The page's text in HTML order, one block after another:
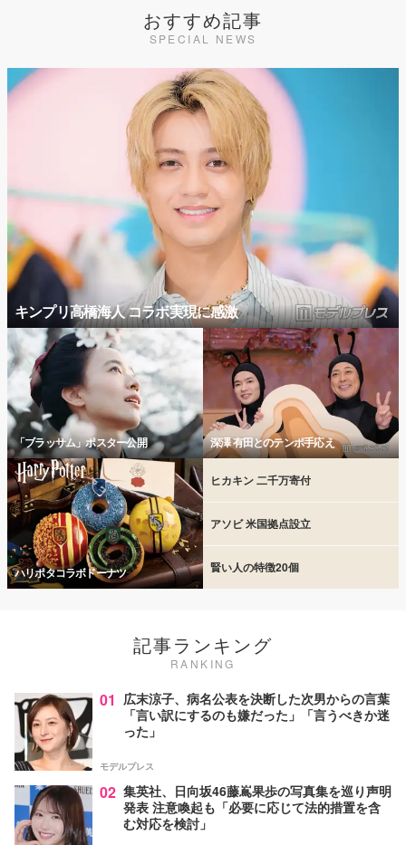
おすすめ記事
SPECIAL NEWS
キンプリ高橋海人 コラボ実現に感激
「ブラッサム」ポスター公開 深澤 有田とのテンポ手応え
ハリポタコラボドーナツ
ヒカキン 二千万寄付
アソビ 米国拠点設立
賢い人の特徴20個
記事ランキング
RANKING
01 広末涼子、病名公表を決断した次男からの言葉
「言い訳にするのも嫌だった」「言うべきか迷
った」
モデルプレス
02 集英社、日向坂46藤嶌果歩の写真集を巡り声明
発表 注意喚起も「必要に応じて法的措置を含
む対応を検討」